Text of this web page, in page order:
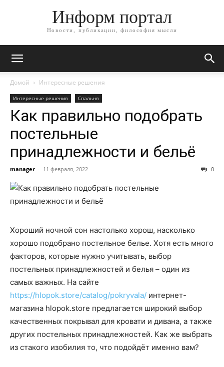
Информ портал
Новости, публикации, философия мысли
Домой Интересные решения
Интересные решения Спальня
Как правильно подобрать
постельные
принадлежности и бельё
manager - 11 февраля, 2022 0
Хороший ночной сон настолько хорош, насколько
хорошо подобрано постельное белье. Хотя есть много
факторов, которые нужно учитывать, выбор
постельных принадлежностей и белья – один из
самых важных. На сайте
https://hlopok.store/catalog/pokryvala/ интернет-
магазина hlopok.store предлагается широкий выбор
качественных покрывал для кровати и дивана, а также
других постельных принадлежностей. Как же выбрать
из стакого изобилия то, что подойдёт именно вам?